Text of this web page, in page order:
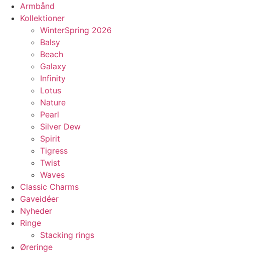
Armbånd
Kollektioner
WinterSpring 2026
Balsy
Beach
Galaxy
Infinity
Lotus
Nature
Pearl
Silver Dew
Spirit
Tigress
Twist
Waves
Classic Charms
Gaveidéer
Nyheder
Ringe
Stacking rings
Øreringe